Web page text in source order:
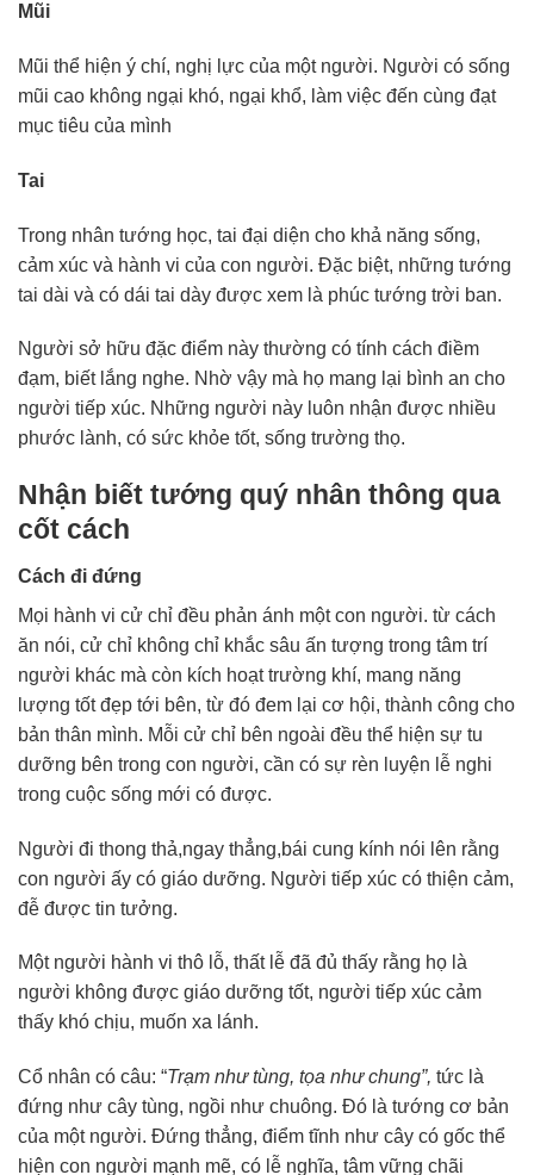
Mũi
Mũi thể hiện ý chí, nghị lực của một người. Người có sống
mũi cao không ngại khó, ngại khổ, làm việc đến cùng đạt
mục tiêu của mình
Tai
Trong nhân tướng học, tai đại diện cho khả năng sống,
cảm xúc và hành vi của con người. Đặc biệt, những tướng
tai dài và có dái tai dày được xem là phúc tướng trời ban.
Người sở hữu đặc điểm này thường có tính cách điềm
đạm, biết lắng nghe. Nhờ vậy mà họ mang lại bình an cho
người tiếp xúc. Những người này luôn nhận được nhiều
phước lành, có sức khỏe tốt, sống trường thọ.
Nhận biết tướng quý nhân thông qua
cốt cách
Cách đi đứng
Mọi hành vi cử chỉ đều phản ánh một con người. từ cách
ăn nói, cử chỉ không chỉ khắc sâu ấn tượng trong tâm trí
người khác mà còn kích hoạt trường khí, mang năng
lượng tốt đẹp tới bên, từ đó đem lại cơ hội, thành công cho
bản thân mình. Mỗi cử chỉ bên ngoài đều thể hiện sự tu
dưỡng bên trong con người, cần có sự rèn luyện lễ nghi
trong cuộc sống mới có được.
Người đi thong thả,ngay thẳng,bái cung kính nói lên rằng
con người ấy có giáo dưỡng. Người tiếp xúc có thiện cảm,
đễ được tin tưởng.
Một người hành vi thô lỗ, thất lễ đã đủ thấy rằng họ là
người không được giáo dưỡng tốt, người tiếp xúc cảm
thấy khó chịu, muốn xa lánh.
Cổ nhân có câu: “Trạm như tùng, tọa như chung”, tức là
đứng như cây tùng, ngồi như chuông. Đó là tướng cơ bản
của một người. Đứng thẳng, điểm tĩnh như cây có gốc thể
hiện con người mạnh mẽ, có lễ nghĩa, tâm vững chãi